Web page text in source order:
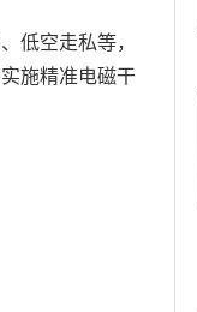
空走私等，
施精准电磁干